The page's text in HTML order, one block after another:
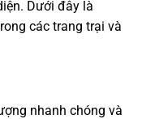
Dưới đây là
các trang trại và
nhanh chóng và